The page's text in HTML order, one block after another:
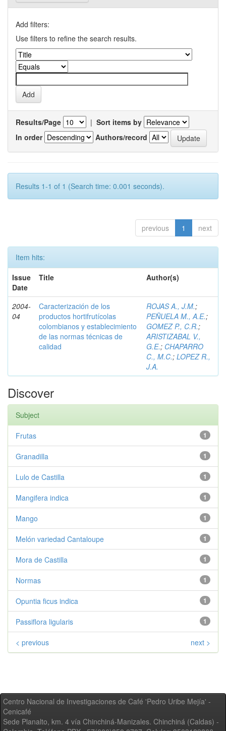
Add filters:
Use filters to refine the search results.
Results/Page | Sort items by
In order
Authors/record
Results 1-1 of 1 (Search time: 0.001 seconds).
previous 1 next
Item hits:
Issue
Date
Title Author(s)
2004-
04
Caracterización de los
productos hortifrutícolas
colombianos y establecimiento
de las normas técnicas de
calidad
ROJAS A., J.M.;
PEÑUELA M., A.E.;
GOMEZ P., C.R.;
ARISTIZABAL V.,
G.E.; CHAPARRO
C., M.C.; LOPEZ R.,
J.A.
Discover
Subject
1
Frutas
1
Granadilla
1
Lulo de Castilla
1
Mangifera indica
1
Mango
1
Melón variedad Cantaloupe
1
Mora de Castilla
1
Normas
1
Opuntia ficus indica
1
Passiflora ligularis
< previous next >
Centro Nacional de Investigaciones de Café 'Pedro Uribe Mejía' -
Cenicafé
Sede Planalto, km. 4 vía Chinchiná-Manizales. Chinchiná (Caldas) -